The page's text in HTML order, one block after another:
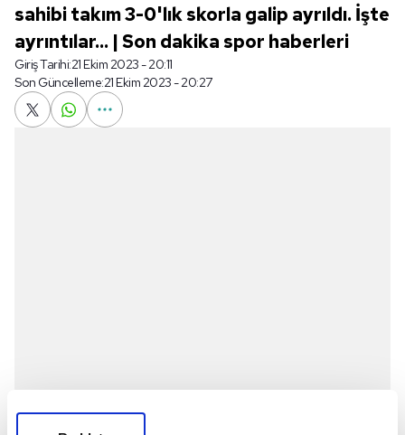
sahibi takım 3-0'lık skorla galip ayrıldı. İşte
ayrıntılar... | Son dakika spor haberleri
Giriş Tarihi:21 Ekim 2023 - 20:11
Son Güncelleme:21 Ekim 2023 - 20:27